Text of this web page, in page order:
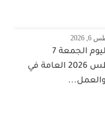
2026
أبراج اليوم الجمعة 7
أغسطس 2026 العامة في